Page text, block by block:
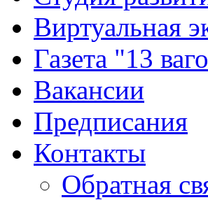
Виртуальная
Газета "13
Вакансии
Предписания
Контакты
Обратная